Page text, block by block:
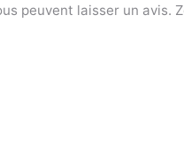
peuvent laisser un avis.